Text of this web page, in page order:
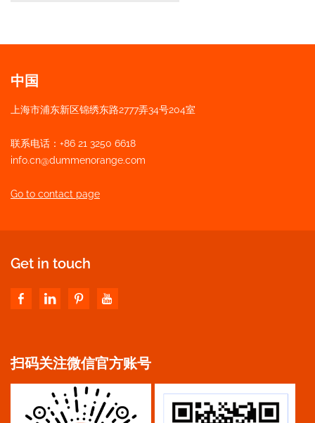
中国
上海市浦东新区锦绣东路2777弄34号204室
联系电话：+86 21 3250 6618
info.cn@dummenorange.com
Go to contact page
Get in touch
扫码关注微信官方账号